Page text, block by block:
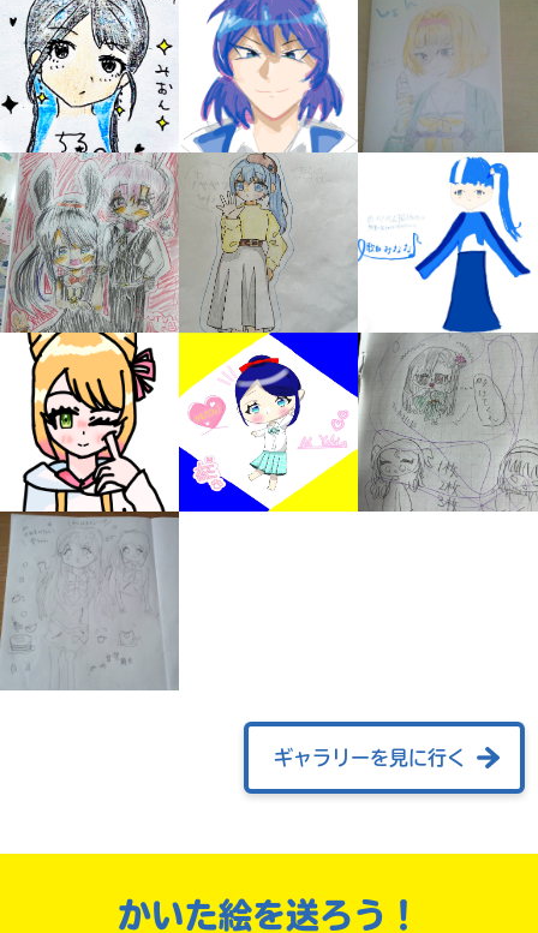
キミノラジオ配信中！
いろんな動画が
見られる
ギャラリー
ギャラリーを見に行く
かいた絵を送ろう！